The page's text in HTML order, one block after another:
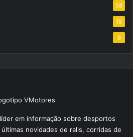
58
18
8
em informação sobre desportos
novidades de ralis, corridas de